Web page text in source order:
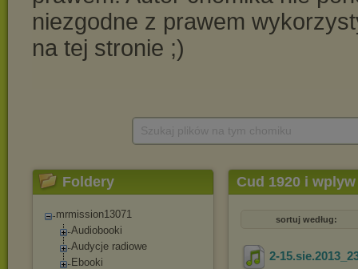
Foldery
mrmission13071
Audiobooki
Audycje radiowe
Ebooki
Cud 1920 i
sortuj według:
2-